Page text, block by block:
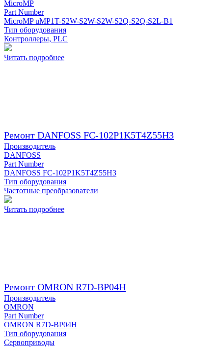
MicroMP
Part Number
MicroMP uMP1T-S2W-S2W-S2W-S2Q-S2Q-S2L-B1
Тип оборудования
Контроллеры, PLC
Читать подробнее
Ремонт DANFOSS FC-102P1K5T4Z55H3
Производитель
DANFOSS
Part Number
DANFOSS FC-102P1K5T4Z55H3
Тип оборудования
Частотные преобразователи
Читать подробнее
Ремонт OMRON R7D-BP04H
Производитель
OMRON
Part Number
OMRON R7D-BP04H
Тип оборудования
Сервоприводы